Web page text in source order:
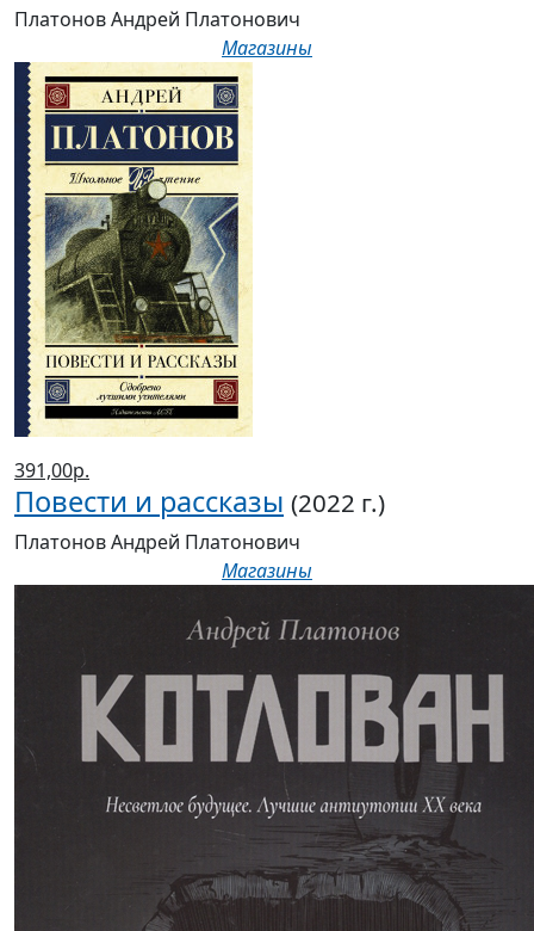
Платонов Андрей Платонович
Магазины
391,00р.
Повести и рассказы (2022 г.)
Платонов Андрей Платонович
Магазины